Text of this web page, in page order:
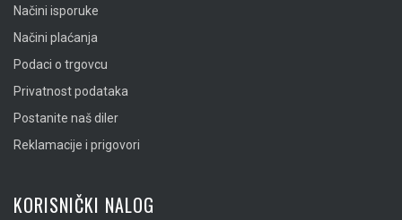
Načini isporuke
Načini plaćanja
Podaci o trgovcu
Privatnost podataka
Postanite naš diler
Reklamacije i prigovori
KORISNIČKI NALOG